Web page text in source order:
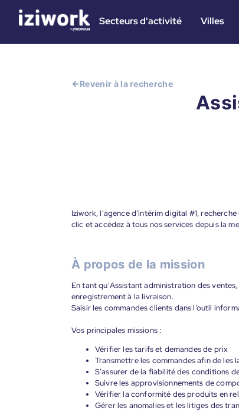
Secteurs d'activité Villes
Revenir à la recherche
Iziwork, l'agence d’intérim digital #1,
clic et accédez à tous nos services depuis la
À propos de la mission
En tant qu'Assistant administration des
enregistrement à la livraison.
Saisir les commandes clients dans l’outil
Vos principales missions :
Vérifier les tarifs et demandes de prix
Transmettre les commandes afin de les
S’assurer de la fiabilité des conditions
Suivre les approvisionnements de
Vérifier la conformité des produits en
Gérer les anomalies et les litiges des